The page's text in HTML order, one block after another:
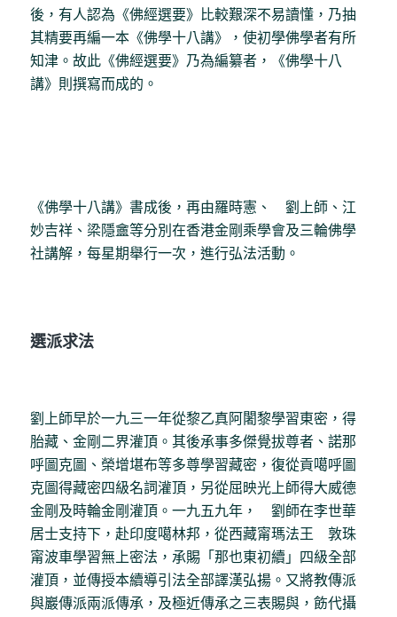
後，有人認為《佛經選要》比較艱深不易讀懂，乃抽
其精要再編一本《佛學十八講》，使初學佛學者有所
知津。故此《佛經選要》乃為編纂者，《佛學十八
講》則撰寫而成的。
《佛學十八講》書成後，再由羅時憲、 劉上師、江
妙吉祥、梁隱盦等分別在香港金剛乘學會及三輪佛學
社講解，每星期舉行一次，進行弘法活動。
選派求法
劉上師早於一九三一年從黎乙真阿闍黎學習東密，得
胎藏、金剛二界灌頂。其後承事多傑覺拔尊者、諾那
呼圖克圖、榮增堪布等多尊學習藏密，復從貢噶呼圖
克圖得藏密四級名詞灌頂，另從屈映光上師得大威德
金剛及時輪金剛灌頂。一九五九年， 劉師在李世華
居士支持下，赴印度噶林邦，從西藏甯瑪法王 敦珠
甯波車學習無上密法，承賜「那也東初續」四級全部
灌頂，並傳授本續導引法全部譯漢弘揚。又將教傳派
與巖傳派兩派傳承，及極近傳承之三表賜與，飭代攝